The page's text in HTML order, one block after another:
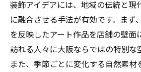
装飾アイデアには、地域の伝統と現
に融合させる手法が有効です。まず
を反映したアート作品を店舗の壁面
訪れる人々に大阪ならではの特別な
また、季節ごとに変化する自然素材